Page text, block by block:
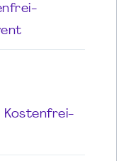
Kostenfrei-